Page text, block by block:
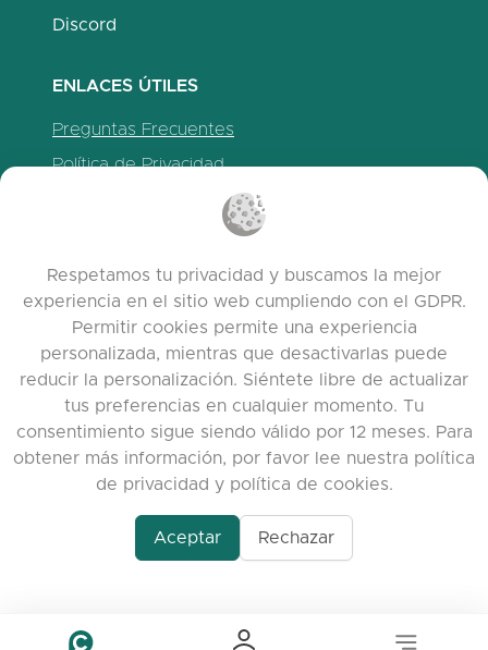
Discord
ENLACES ÚTILES
Preguntas Frecuentes
Política de Privacidad
Notas de la versión
Learning-Potential-
© 2026 clasora.com platform | Todos los
derechos reservados | Developed by
Group
Respetamos tu privacidad y buscamos la mejor
experiencia en el sitio web cumpliendo con el GDPR.
Permitir cookies permite una experiencia
personalizada, mientras que desactivarlas puede
reducir la personalización. Siéntete libre de actualizar
tus preferencias en cualquier momento. Tu
consentimiento sigue siendo válido por 12 meses. Para
obtener más información, por favor lee nuestra política
de privacidad y política de cookies.
Aceptar Rechazar